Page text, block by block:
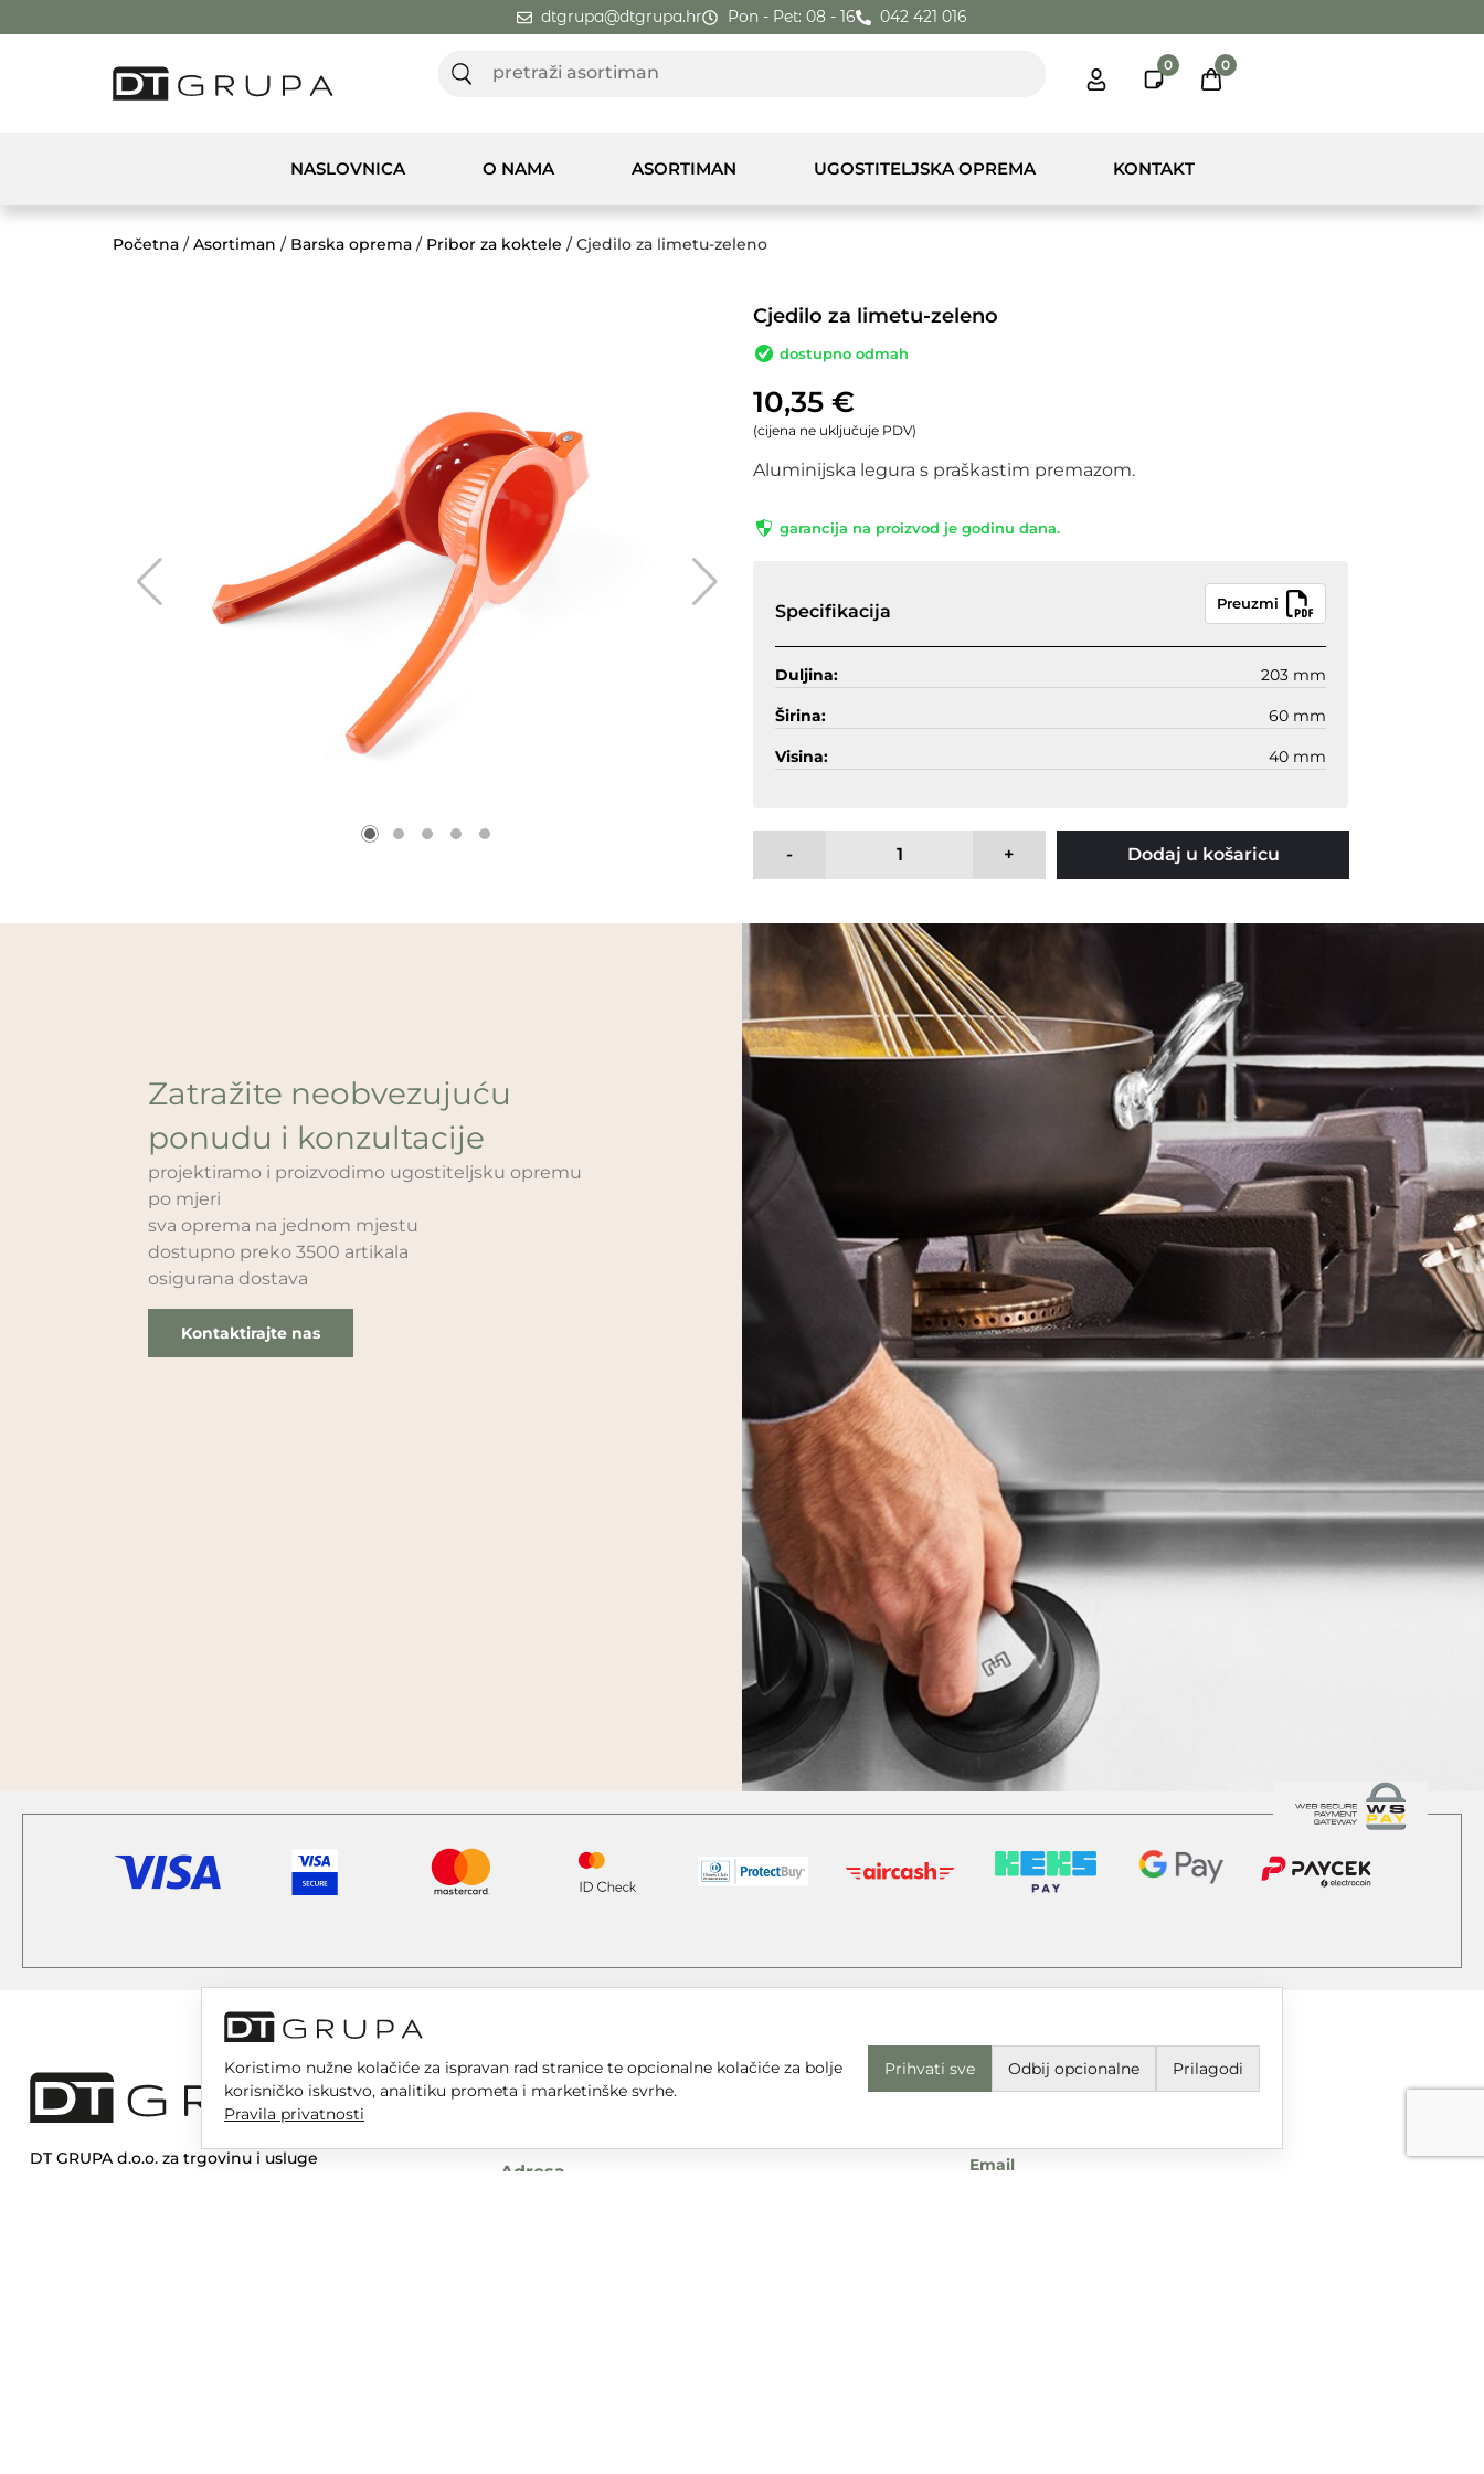
dtgrupa@dtgrupa.hr Pon - Pet: 08 - 16 042 421 016
0 0
NASLOVNICA O NAMA ASORTIMAN UGOSTITELJSKA OPREMA KONTAKT
Početna /Asortiman / Barska oprema / Pribor za koktele / Cjedilo za limetu-zeleno
Cjedilo za limetu-zeleno
dostupno odmah
10,35 €
(cijena ne uključuje PDV)
Aluminijska legura s praškastim premazom.
garancija na proizvod je godinu dana.
Specifikacija Preuzmi
Duljina: 203 mm
Širina: 60 mm
Visina: 40 mm
- + Dodaj u košaricu
Zatražite neobvezujuću
ponudu i konzultacije
projektiramo i proizvodimo ugostiteljsku opremu
po mjeri
sva oprema na jednom mjestu
dostupno preko 3500 artikala
osigurana dostava
Kontaktirajte nas
DT GRUPA d.o.o. za trgovinu i usluge
Radno vrijeme
Adresa
Uvjeti korištenja i odredbe
Email
Koristimo nužne kolačiće za ispravan rad stranice te opcionalne kolačiće za bolje
korisničko iskustvo, analitiku prometa i marketinške svrhe.
Pravila privatnosti
Prihvati sve Odbij opcionalne Prilagodi